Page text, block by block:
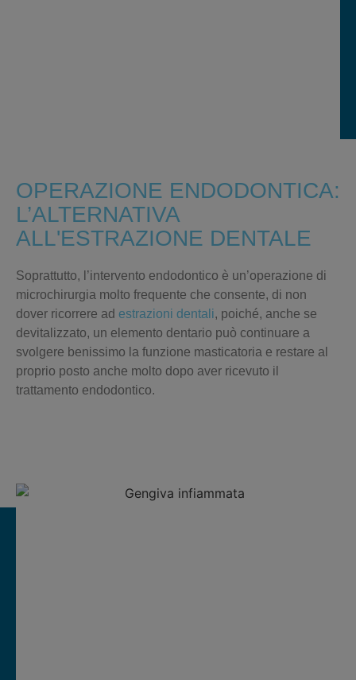
OPERAZIONE ENDODONTICA:
L’ALTERNATIVA
ALL'ESTRAZIONE DENTALE
Soprattutto, l’intervento endodontico è un’operazione di
microchirurgia molto frequente che consente, di non
dover ricorrere ad estrazioni dentali, poiché, anche se
devitalizzato, un elemento dentario può continuare a
svolgere benissimo la funzione masticatoria e restare al
proprio posto anche molto dopo aver ricevuto il
trattamento endodontico.